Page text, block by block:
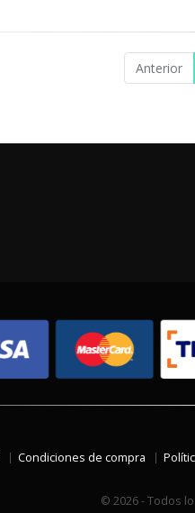
Anterior
Condiciones de compra
© 2026 - Todos